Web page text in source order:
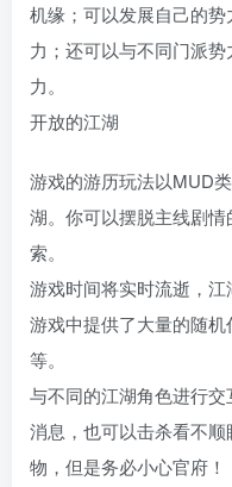
机缘；可以发展自己的
力；还可以与不同门派
力。
开放的江湖
游戏的游历玩法以MUD
湖。你可以摆脱主线剧
索。
游戏时间将实时流逝，江
游戏中提供了大量的随
等。
与不同的江湖角色进行
消息，也可以击杀看不
物，但是务必小心官府！